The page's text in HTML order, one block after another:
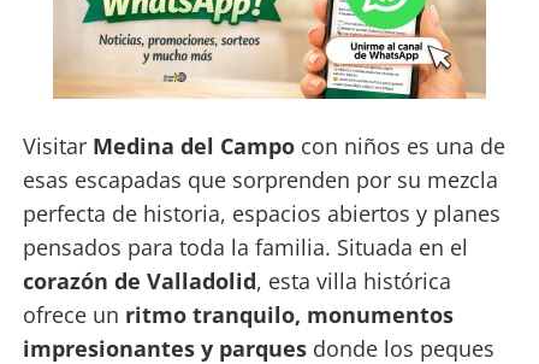
Visitar Medina del Campo con niños es una de
esas escapadas que sorprenden por su mezcla
perfecta de historia, espacios abiertos y planes
pensados para toda la familia. Situada en el
corazón de Valladolid, esta villa histórica
ofrece un ritmo tranquilo, monumentos
impresionantes y parques donde los peques